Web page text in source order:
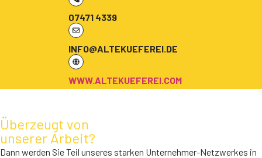
07471 4339
INFO@ALTEKUEFEREI.DE
WWW.ALTEKUEFEREI.COM
Überzeugt von
unserer Arbeit?
Dann werden Sie Teil unseres starken Unternehmer-Netzwerkes in